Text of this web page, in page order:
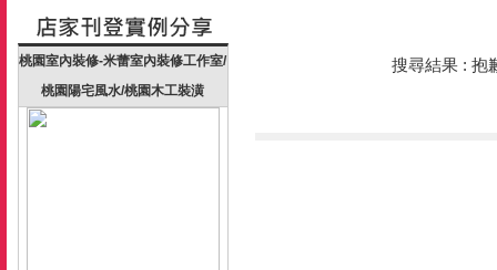
桃園室內裝修-米蕾室內裝修工作室/
桃園陽宅風水/桃園木工裝潢
搜尋結果 : 抱